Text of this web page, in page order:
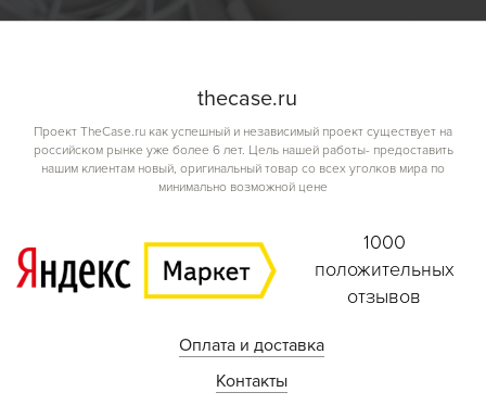
thecase.ru
Проект TheCase.ru как успешный и независимый проект существует на
российском рынке уже более 6 лет. Цель нашей работы- предоставить
нашим клиентам новый, оригинальный товар со всех уголков мира по
минимально возможной цене
1000
положительных
отзывов
Оплата и доставка
Контакты